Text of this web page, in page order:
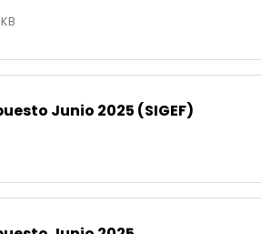
Junio 2025 (SIGEF)